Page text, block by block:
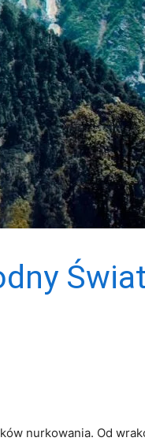
nurkowania. Od